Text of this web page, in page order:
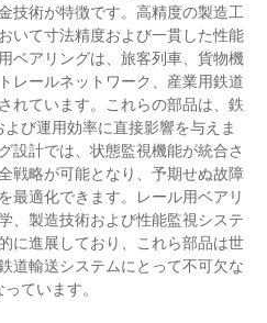
技術が特徴です。高精度の製造工
いて寸法精度および一貫した性能
ベアリングは、旅客列車、貨物機
レールネットワーク、産業用鉄道
れています。これらの部品は、鉄
び運用効率に直接影響を与えま
設計では、状態監視機能が統合さ
戦略が可能となり、予期せぬ故障
最適化できます。レール用ベアリ
、製造技術および性能監視システ
に進展しており、これら部品は世
道輸送システムにとって不可欠な
ています。